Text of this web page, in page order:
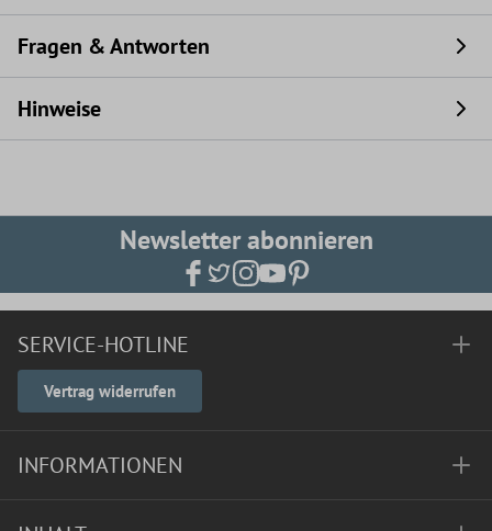
Fragen & Antworten
Hinweise
Newsletter abonnieren
SERVICE-HOTLINE
Vertrag widerrufen
INFORMATIONEN